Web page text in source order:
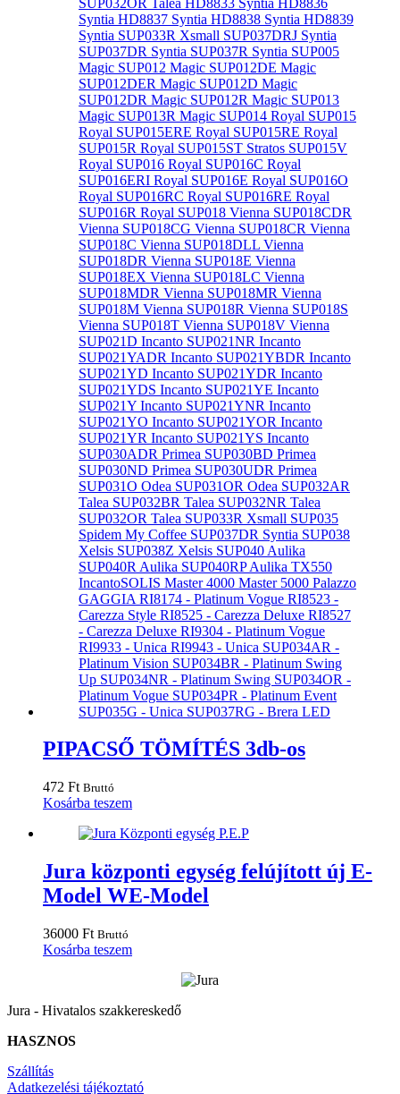
PIPACSŐ TÖMÍTÉS 3db-os
472 Ft Bruttó
Kosárba teszem
Jura központi egység felújított új E-
Model WE-Model
36000 Ft Bruttó
Kosárba teszem
Jura - Hivatalos szakkereskedő
HASZNOS
Szállítás
Adatkezelési tájékoztató